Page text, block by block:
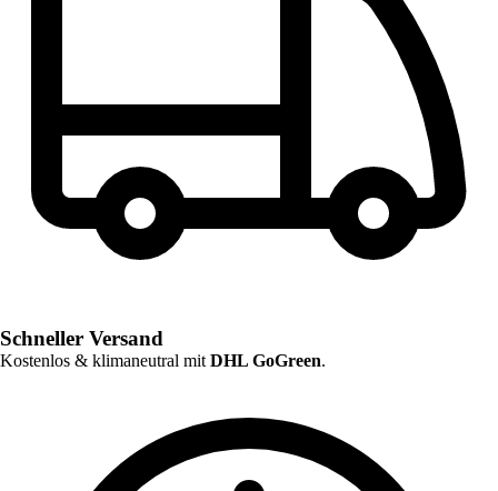
Schneller Versand
Kostenlos & klimaneutral mit DHL GoGreen.